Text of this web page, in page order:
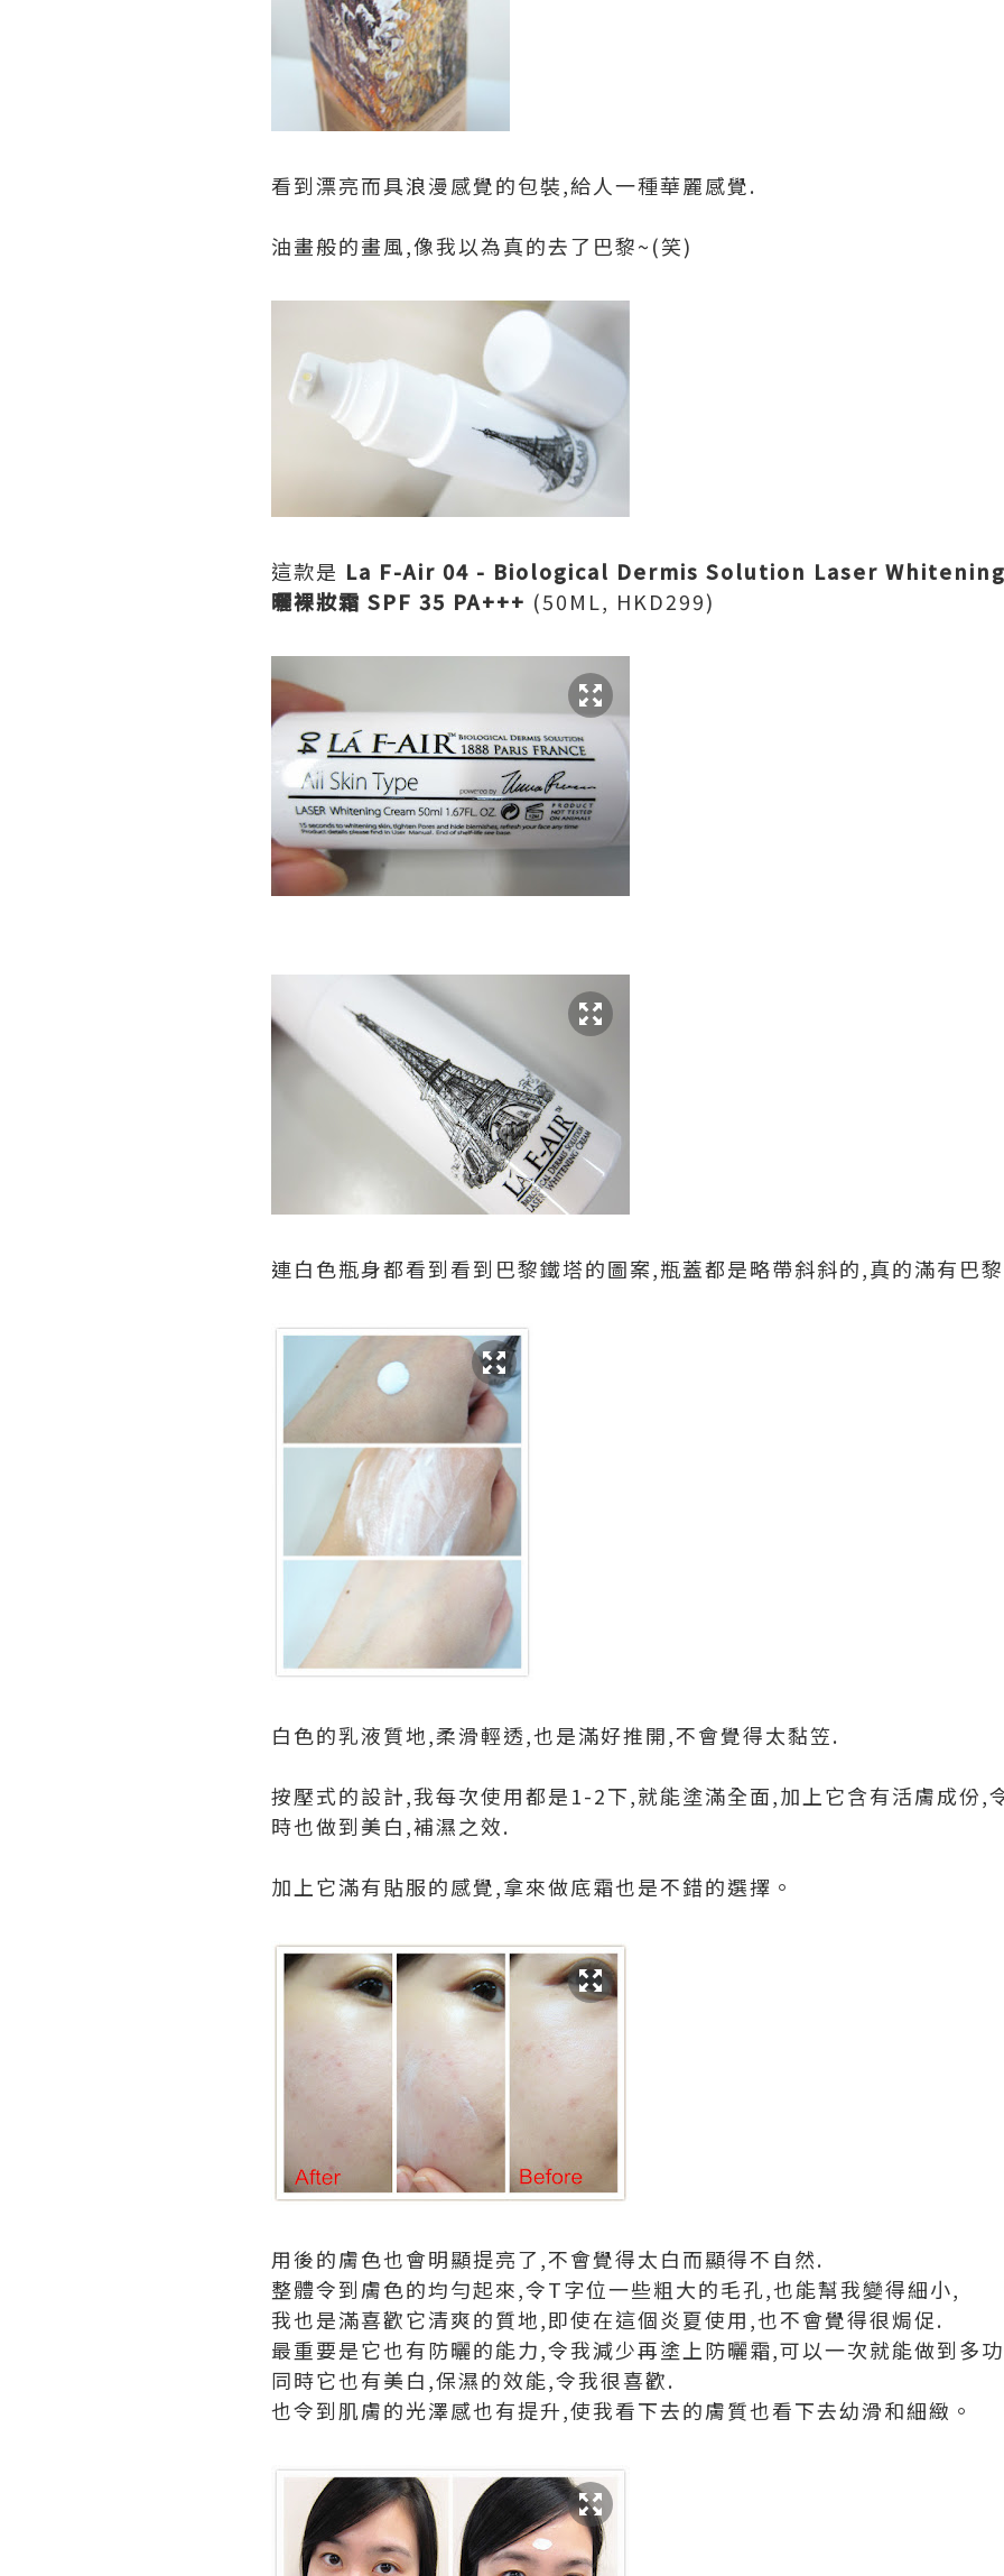
看到漂亮而具浪漫感覺的包裝,給人一種華麗感覺.
油畫般的畫風,像我以為真的去了巴黎~(笑)
這款是 La F-Air 04 - Biological Dermis Solution Laser Whitening
曬裸妝霜 SPF 35 PA+++ (50ML, HKD299)
連白色瓶身都看到看到巴黎鐵塔的圖案,瓶蓋都是略帶斜斜的,真的滿有巴
白色的乳液質地,柔滑輕透,也是滿好推開,不會覺得太黏笠.
按壓式的設計,我每次使用都是1-2下,就能塗滿全面,加上它含有活膚成份,
時也做到美白,補濕之效.
加上它滿有貼服的感覺,拿來做底霜也是不錯的選擇。
用後的膚色也會明顯提亮了,不會覺得太白而顯得不自然.
整體令到膚色的均勻起來,令T字位一些粗大的毛孔,也能幫我變得細小,
我也是滿喜歡它清爽的質地,即使在這個炎夏使用,也不會覺得很焗促.
最重要是它也有防曬的能力,令我減少再塗上防曬霜,可以一次就能做到多
同時它也有美白,保濕的效能,令我很喜歡.
也令到肌膚的光澤感也有提升,使我看下去的膚質也看下去幼滑和細緻。